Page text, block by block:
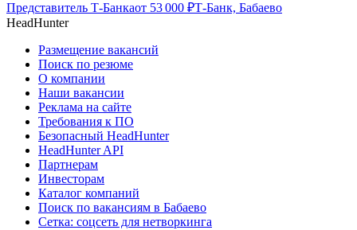
Представитель Т-Банкаот 53 000 ₽Т-Банк, Бабаево
HeadHunter
Размещение вакансий
Поиск по резюме
О компании
Наши вакансии
Реклама на сайте
Требования к ПО
Безопасный HeadHunter
HeadHunter API
Партнерам
Инвесторам
Каталог компаний
Поиск по вакансиям в Бабаево
Сетка: соцсеть для нетворкинга